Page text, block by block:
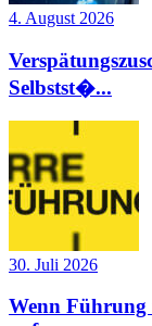
4. August 2026
Selbstst�...
30. Juli 2026
Wenn Führung